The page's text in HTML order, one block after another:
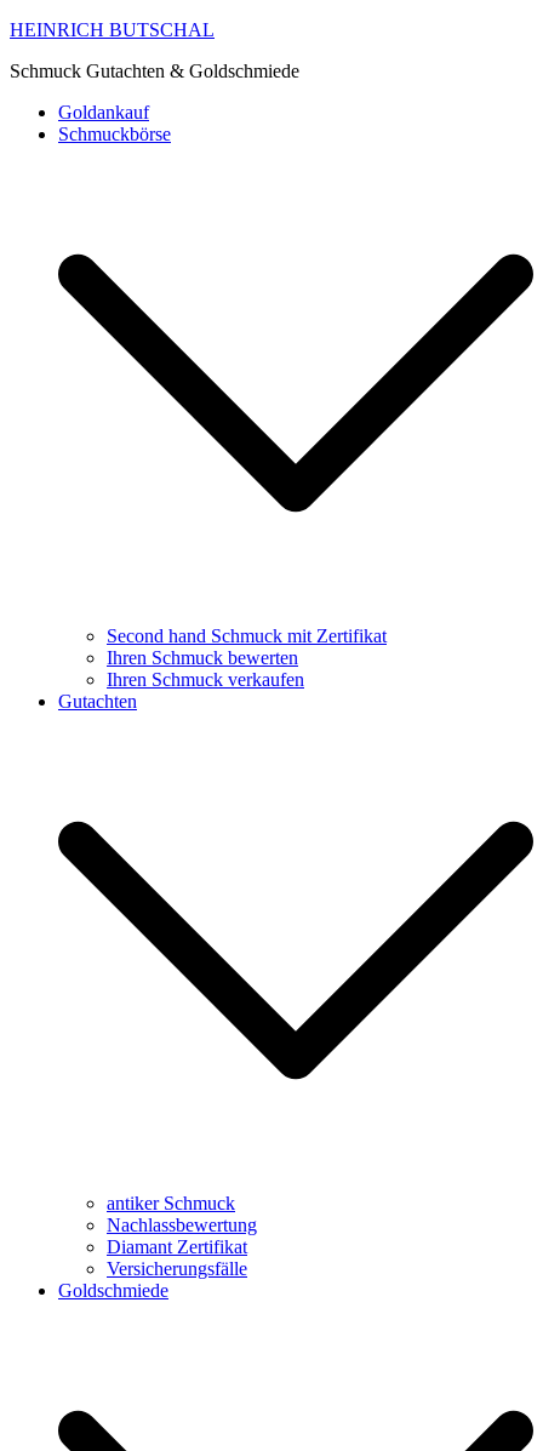
HEINRICH BUTSCHAL
Schmuck Gutachten & Goldschmiede
Goldankauf
Schmuckbörse
Second hand Schmuck mit Zertifikat
Ihren Schmuck bewerten
Ihren Schmuck verkaufen
Gutachten
antiker Schmuck
Nachlassbewertung
Diamant Zertifikat
Versicherungsfälle
Goldschmiede